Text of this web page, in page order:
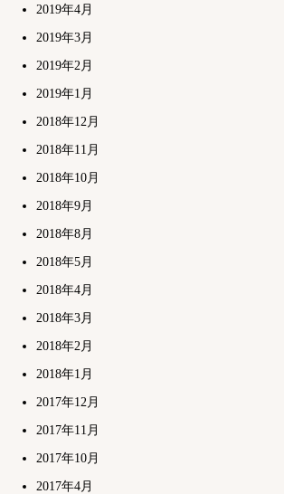
2019年4月
2019年3月
2019年2月
2019年1月
2018年12月
2018年11月
2018年10月
2018年9月
2018年8月
2018年5月
2018年4月
2018年3月
2018年2月
2018年1月
2017年12月
2017年11月
2017年10月
2017年4月